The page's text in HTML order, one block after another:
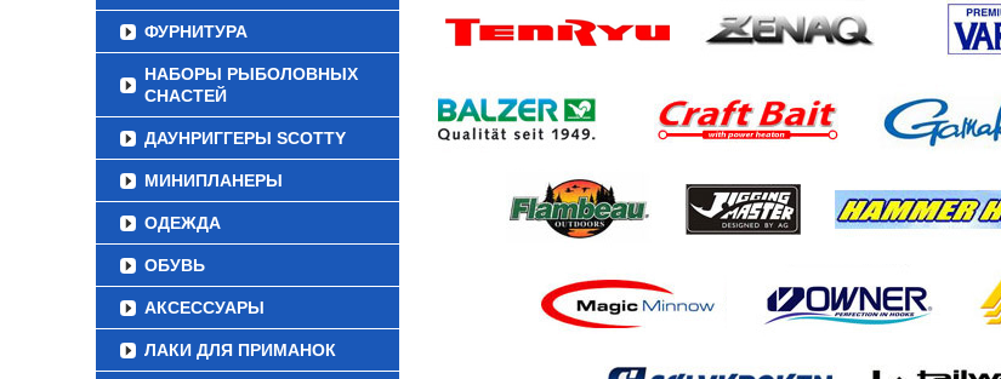
ФУРНИТУРА
НАБОРЫ РЫБОЛОВНЫХ
СНАСТЕЙ
ДАУНРИГГЕРЫ SCOTTY
МИНИПЛАНЕРЫ
ОДЕЖДА
ОБУВЬ
АКСЕССУАРЫ
ЛАКИ ДЛЯ ПРИМАНОК